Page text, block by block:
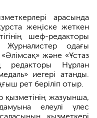
арасында
жеңіске жеткен
шеф-редакторы
одағы
және «Ұстаз
редакторы Нұрлан
иегері атанды.
рет беріліп отыр.
қызметінің жазуынша,
елеулі үлес